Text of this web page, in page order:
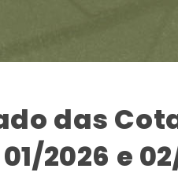
das
2026 e